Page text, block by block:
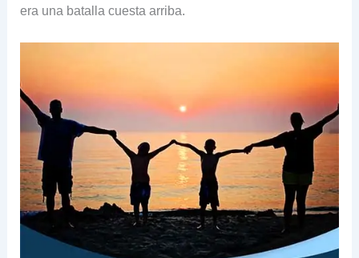
era una batalla cuesta arriba.